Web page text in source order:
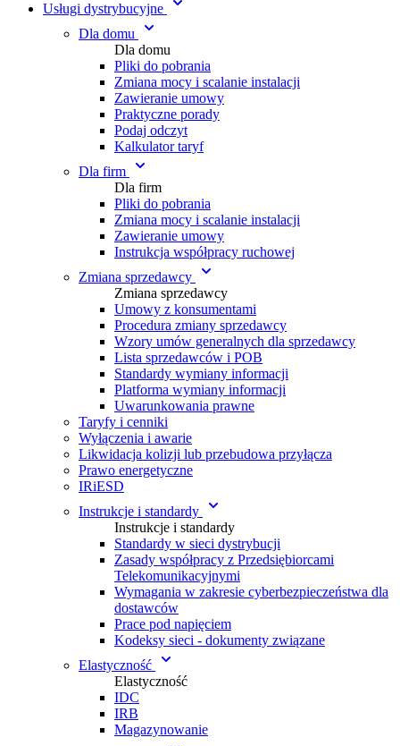
Usługi dystrybucyjne
Dla domu
Dla domu
Pliki do pobrania
Zmiana mocy i scalanie instalacji
Zawieranie umowy
Praktyczne porady
Podaj odczyt
Kalkulator taryf
Dla firm
Dla firm
Pliki do pobrania
Zmiana mocy i scalanie instalacji
Zawieranie umowy
Instrukcja współpracy ruchowej
Zmiana sprzedawcy
Zmiana sprzedawcy
Umowy z konsumentami
Procedura zmiany sprzedawcy
Wzory umów generalnych dla sprzedawcy
Lista sprzedawców i POB
Standardy wymiany informacji
Platforma wymiany informacji
Uwarunkowania prawne
Taryfy i cenniki
Wyłączenia i awarie
Likwidacja kolizji lub przebudowa przyłącza
Prawo energetyczne
IRiESD
Instrukcje i standardy
Instrukcje i standardy
Standardy w sieci dystrybucji
Zasady współpracy z Przedsiębiorcami
Telekomunikacyjnymi
Wymagania w zakresie cyberbezpieczeństwa dla
dostawców
Prace pod napięciem
Kodeksy sieci - dokumenty związane
Elastyczność
Elastyczność
IDC
IRB
Magazynowanie